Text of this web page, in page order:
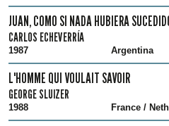
JUAN, COMO SI NADA HUBIERA
CARLOS ECHEVERRÍA
1987 Argentina
L'HOMME QUI VOULAIT SAVOIR
GEORGE SLUIZER
1988 France /